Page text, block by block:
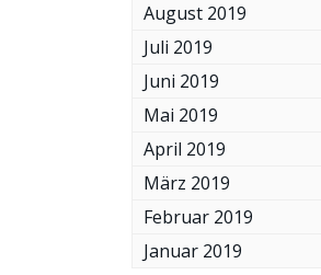
August 2019
Juli 2019
Juni 2019
Mai 2019
April 2019
März 2019
Februar 2019
Januar 2019